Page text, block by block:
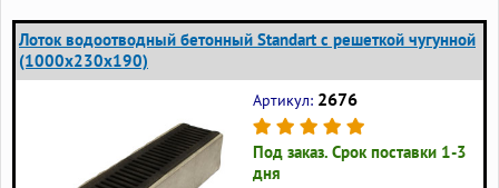
Лоток водоотводный бетонный Standart с решеткой чугунной
(1000x230x190)
Артикул: 2676
Под заказ. Срок поставки 1-3
дня